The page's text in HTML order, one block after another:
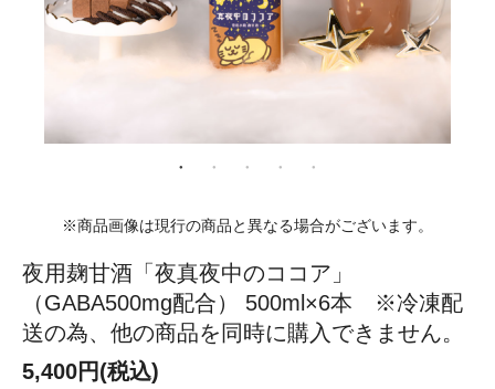
※商品画像は現行の商品と異なる場合がございます。
夜用麹甘酒「夜真夜中のココア」
（GABA500mg配合） 500ml×6本 ※冷凍配
送の為、他の商品を同時に購入できません。
5,400円(税込)